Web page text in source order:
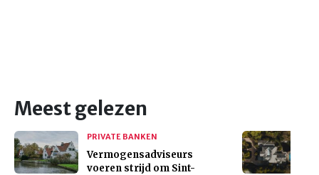
Meest gelezen
PRIVATE BANKEN
Vermogensadviseurs
voeren strijd om Sint-